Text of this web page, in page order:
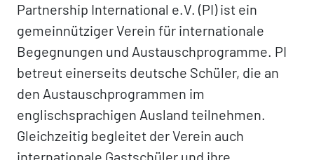
Partnership International e.V. (PI) ist ein
gemeinnütziger Verein für internationale
Begegnungen und Austauschprogramme. PI
betreut einerseits deutsche Schüler, die an
den Austauschprogrammen im
englischsprachigen Ausland teilnehmen.
Gleichzeitig begleitet der Verein auch
internationale Gastschüler und ihre